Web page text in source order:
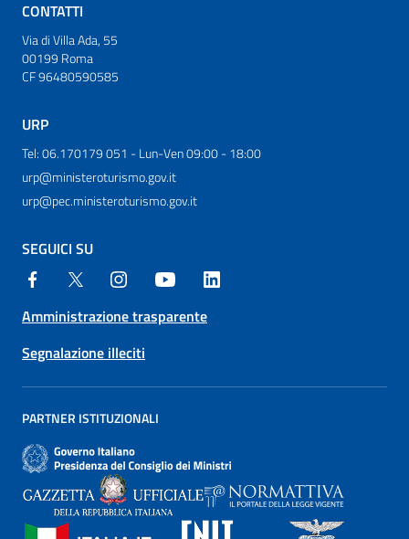
CONTATTI
Via di Villa Ada, 55
00199 Roma
CF 96480590585
URP
Tel: 06.170179 051 - Lun-Ven 09:00 - 18:00
urp@ministeroturismo.gov.it
urp@pec.ministeroturismo.gov.it
SEGUICI SU
Amministrazione trasparente
Segnalazione illeciti
PARTNER ISTITUZIONALI